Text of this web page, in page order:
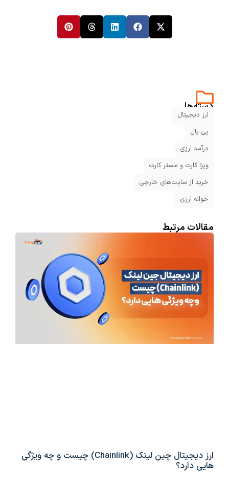
دسته‌ها
ارز دیجیتال
پی پال
درآمد ارزی
ویزا کارت و مستر کارت
خرید از سایت‌های خارجی
حواله ارزی
مقالات مرتبط
ارز دیجیتال چین لینک (Chainlink) چیست و چه ویژگی
هایی دارد؟